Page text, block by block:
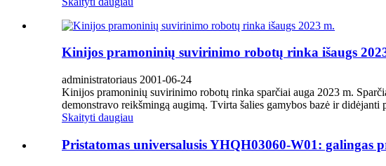
Kinijos pramoninių suvirinimo robotų rinka išaugs
administratoriaus 2001-06-24
Kinijos pramoninių suvirinimo robotų rinka sparčiai auga 2023 m.
demonstravo reikšmingą augimą. Tvirta šalies gamybos bazė ir didėjanti
Skaityti daugiau
Pristatomas universalusis YHQH03060-W01: